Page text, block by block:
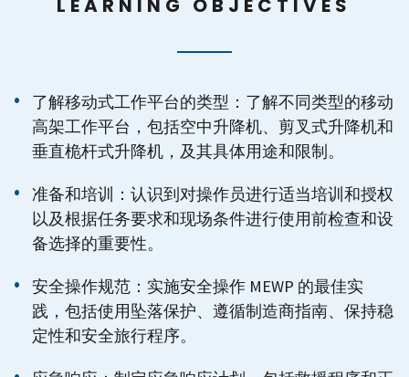
LEARNING OBJECTIVES
了解移动式工作平台的类型：了解不同类型的移动
高架工作平台，包括空中升降机、剪叉式升降机和
垂直桅杆式升降机，及其具体用途和限制。
准备和培训：认识到对操作员进行适当培训和授权
以及根据任务要求和现场条件进行使用前检查和设
备选择的重要性。
安全操作规范：实施安全操作 MEWP 的最佳实
践，包括使用坠落保护、遵循制造商指南、保持稳
定性和安全旅行程序。